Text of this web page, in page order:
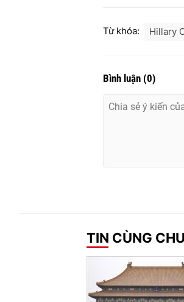
Từ khóa: Hillary
Bình luận (0)
TIN CÙNG